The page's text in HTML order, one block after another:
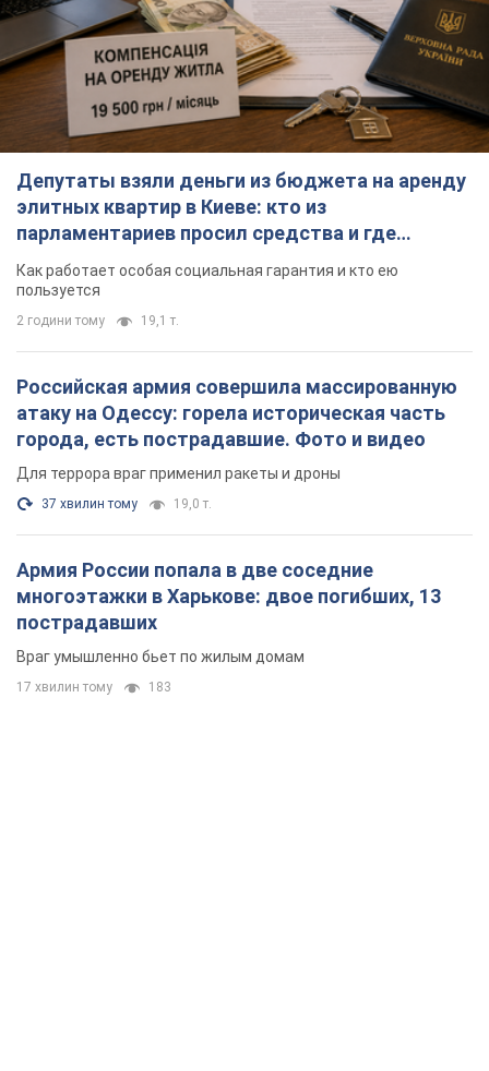
Депутаты взяли деньги из бюджета на аренду
элитных квартир в Киеве: кто из
парламентариев просил средства и где
поселился
Как работает особая социальная гарантия и кто ею
пользуется
2 години тому 19,1 т.
Российская армия совершила массированную
атаку на Одессу: горела историческая часть
города, есть пострадавшие. Фото и видео
Для террора враг применил ракеты и дроны
37 хвилин тому 19,0 т.
Армия России попала в две соседние
многоэтажки в Харькове: двое погибших, 13
пострадавших
Враг умышленно бьет по жилым домам
17 хвилин тому 183